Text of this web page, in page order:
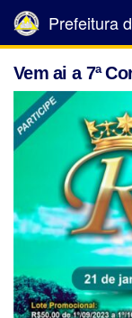
Prefeitura
Vem ai a 7ª